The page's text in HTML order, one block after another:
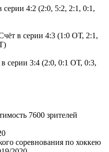
4:2 (2:0, 5:2, 2:1, 0:1,
в серии 4:3 (1:0 ОТ, 2:1,
серии 3:4 (2:0, 0:1 ОТ, 0:3,
7600 зрителей
соревнования по хоккею